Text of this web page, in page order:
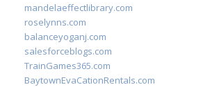
mandelaeffectlibrary.com
roselynns.com
balanceyoganj.com
salesforceblogs.com
TrainGames365.com
BaytownEvaCationRentals.com